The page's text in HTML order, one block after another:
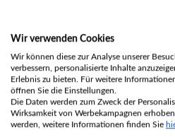
Wir verwenden Cookies
Wir können diese zur Analyse unserer
verbessern, personalisierte Inhalte
Erlebnis zu bieten. Für weitere
öffnen Sie die Einstellungen.
Die Daten werden zum Zweck der
Wirksamkeit von Werbekampagnen
werden, weitere Informationen finden Sie